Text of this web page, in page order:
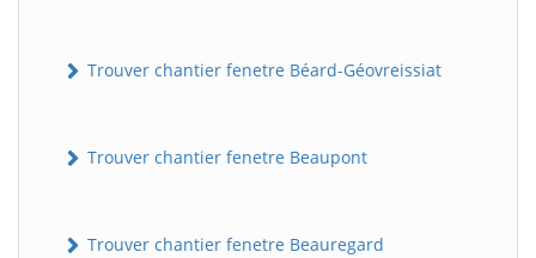
Trouver chantier fenetre Béard-Géovreissiat
Trouver chantier fenetre Beaupont
Trouver chantier fenetre Beauregard